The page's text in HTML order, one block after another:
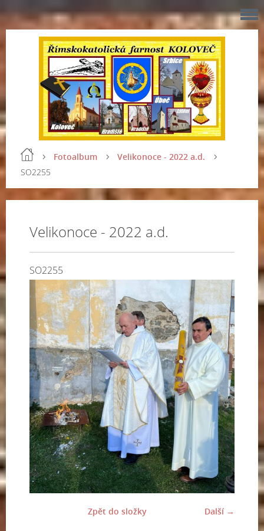
Fotoalbum
Velikonoce - 2022 a.d.
SO2255
Velikonoce - 2022 a.d.
SO2255
Další →
Zpět do složky